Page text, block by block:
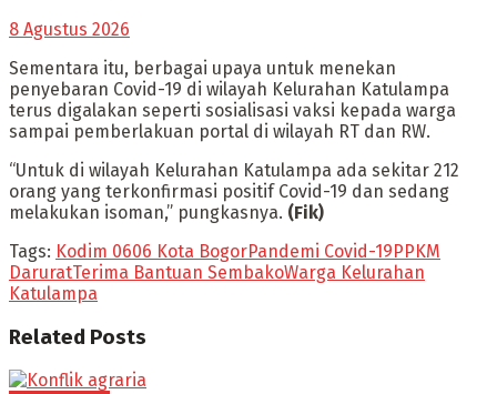
8 Agustus 2026
Sementara itu, berbagai upaya untuk menekan
penyebaran Covid-19 di wilayah Kelurahan Katulampa
terus digalakan seperti sosialisasi vaksi kepada warga
sampai pemberlakuan portal di wilayah RT dan RW.
“Untuk di wilayah Kelurahan Katulampa ada sekitar 212
orang yang terkonfirmasi positif Covid-19 dan sedang
melakukan isoman,” pungkasnya. (Fik)
Tags: Kodim 0606 Kota BogorPandemi Covid-19PPKM
DaruratTerima Bantuan SembakoWarga Kelurahan
Katulampa
Related Posts